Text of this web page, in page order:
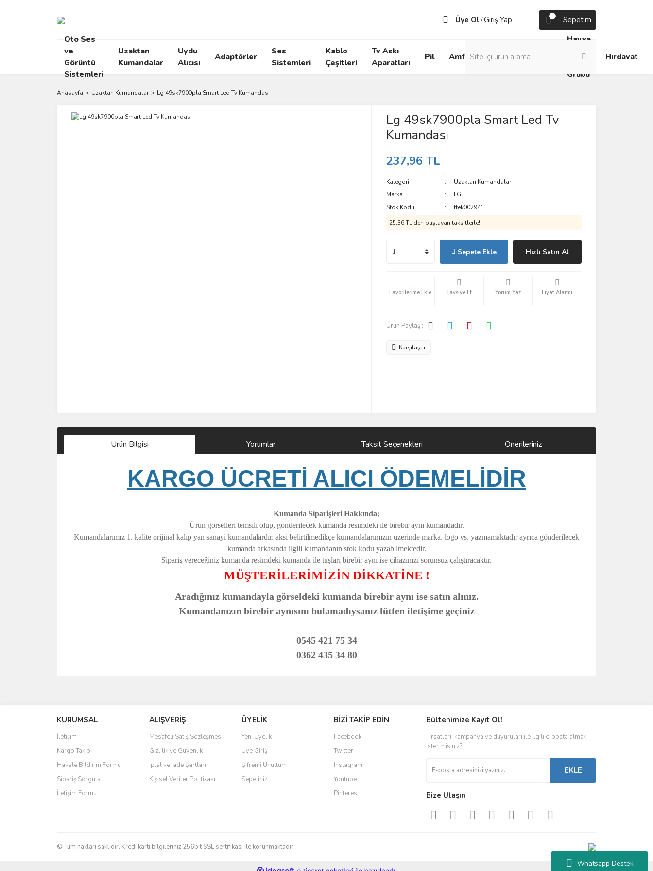
Whatsapp Destek
Üye Ol /Giriş Yap Sepetim
Oto Ses
ve
Görüntü
Sistemleri
Uzaktan
Kumandalar
Uydu
Alıcısı
Adaptörler
Ses
Sistemleri
Kablo
Çeşitleri
Tv Askı
Aparatları
Pil Amfi
Box
Prizler
Havya
Lehim
Grubu
Hırdavat
Anasayfa Uzaktan Kumandalar Lg 49sk7900pla Smart Led Tv Kumandası
Lg 49sk7900pla Smart Led Tv
Kumandası
237,96 TL
Kategori
Uzaktan Kumandalar
Marka
LG
Stok Kodu
ttek002941
25,36 TL den başlayan taksitlerle!
Sepete Ekle Hızlı Satın Al
Tavsiye Et Yorum Yaz Fiyat Alarmı
Ürün Paylaş :
Karşılaştır
Ürün Bilgisi Yorumlar Taksit Seçenekleri Önerileriniz
KARGO ÜCRETİ ALICI ÖDEMELİDİR
Kumanda Siparişleri Hakkında;
Ürün görselleri temsili olup, gönderilecek kumanda resimdeki ile birebir aynı kumandadır.
Kumandalarımız 1. kalite orijinal kalıp yan sanayi kumandalardır, aksi belirtilmedikçe kumandalarımızın üzerinde marka, logo vs. yazmamaktadır ayrıca gönderilecek
kumanda arkasında ilgili kumandanın stok kodu yazabilmektedir.
Sipariş vereceğiniz kumanda resimdeki kumanda ile tuşları birebir aynı ise cihazınızı sorunsuz çalıştıracaktır.
MÜŞTERİLERİMİZİN DİKKATİNE !
Aradığınız kumandayla görseldeki kumanda birebir aynı ise satın alınız.
Kumandanızın birebir aynısını bulamadıysanız lütfen iletişime geçiniz
0545 421 75 34
0362 435 34 80
Ürün resmi kalitesiz, bozuk veya görüntülenemiyor.
Ürün açıklamasında eksik bilgiler bulunuyor.
Ürün bilgilerinde hatalar bulunuyor.
Ürün fiyatı diğer sitelerden daha pahalı.
Bu ürüne benzer farklı alternatifler olmalı.
KURUMSAL
İletişim
Kargo Takibi
Havale Bildirim Formu
Sipariş Sorgula
İletişim Formu
ALIŞVERİŞ
Mesafeli Satış Sözleşmesi
Gizlilik ve Güvenlik
İptal ve İade Şartları
Kişisel Veriler Politikası
ÜYELİK
Yeni Üyelik
Üye Girişi
Şifremi Unuttum
Sepetiniz
BİZİ TAKİP EDİN
Facebook
Twitter
Instagram
Youtube
Pinterest
Bültenimize Kayıt Ol!
Fırsatları, kampanya ve duyuruları ile ilgili e-posta almak
ister misiniz?
EKLE
Bize Ulaşın
© Tüm hakları saklıdır. Kredi kartı bilgileriniz 256bit SSL sertifikası ile korunmaktadır.